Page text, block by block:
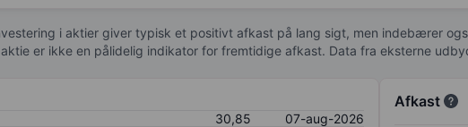
i aktier giver typisk et positivt afkast på lang sigt, men indebærer
er ikke en pålidelig indikator for fremtidige afkast. Data fra eksterne
30,85
07-aug-2026
Afkast